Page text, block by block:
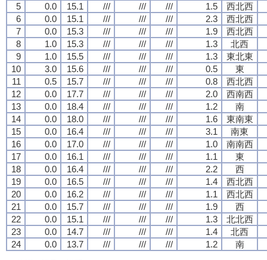
5
0.0 15.1 /// /// /// 1.5
西北西
6
0.0 15.1 /// /// /// 2.3
西北西
7
0.0 15.3 /// /// /// 1.9
西北西
8
1.0 15.3 /// /// /// 1.3
北西
9
1.0 15.5 /// /// /// 1.3
東北東
10
3.0 15.6 /// /// /// 0.5
東
11
0.5 15.7 /// /// /// 0.8
西北西
12
0.0 17.7 /// /// /// 2.0
西南西
13
0.0 18.4 /// /// /// 1.2
南
14
0.0 18.0 /// /// /// 1.6
東南東
15
0.0 16.4 /// /// /// 3.1
南東
16
0.0 17.0 /// /// /// 1.0
南南西
17
0.0 16.1 /// /// /// 1.1
東
18
0.0 16.4 /// /// /// 2.2
西
19
0.0 16.5 /// /// /// 1.4
西北西
20
0.0 16.2 /// /// /// 1.1
西北西
21
0.0 15.7 /// /// /// 1.9
西
22
0.0 15.1 /// /// /// 1.3
北北西
23
0.0 14.7 /// /// /// 1.4
北西
24
0.0 13.7 /// /// /// 1.2 南